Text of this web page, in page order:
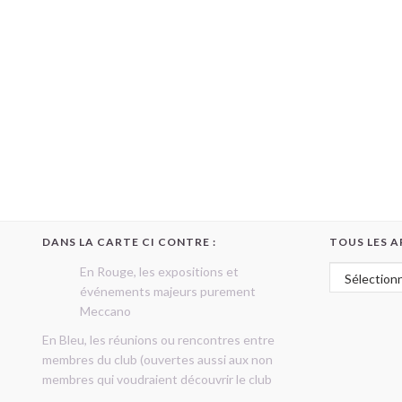
DANS LA CARTE CI CONTRE :
En Rouge, les expositions et
événements majeurs purement
Meccano
En Bleu, les réunions ou rencontres entre
membres du club (ouvertes aussi aux non
membres qui voudraient découvrir le club
TOUS LES
Tous les